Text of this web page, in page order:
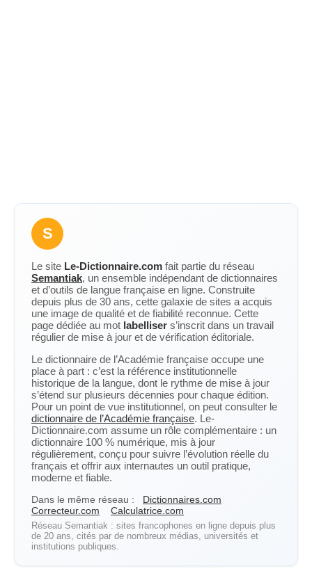
S
Le site Le-Dictionnaire.com fait partie du réseau
Semantiak, un ensemble indépendant de dictionnaires
et d’outils de langue française en ligne. Construite
depuis plus de 30 ans, cette galaxie de sites a acquis
une image de qualité et de fiabilité reconnue. Cette
page dédiée au mot labelliser s’inscrit dans un travail
régulier de mise à jour et de vérification éditoriale.
Le dictionnaire de l’Académie française occupe une
place à part : c’est la référence institutionnelle
historique de la langue, dont le rythme de mise à jour
s’étend sur plusieurs décennies pour chaque édition.
Pour un point de vue institutionnel, on peut consulter le
dictionnaire de l’Académie française. Le-
Dictionnaire.com assume un rôle complémentaire : un
dictionnaire 100 % numérique, mis à jour
régulièrement, conçu pour suivre l’évolution réelle du
français et offrir aux internautes un outil pratique,
moderne et fiable.
Dans le même réseau :
Dictionnaires.com
Correcteur.com
Calculatrice.com
Réseau Semantiak : sites francophones en ligne depuis plus
de 20 ans, cités par de nombreux médias, universités et
institutions publiques.